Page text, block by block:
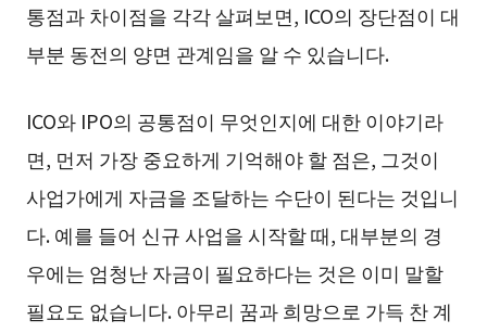
통점과 차이점을 각각 살펴보면, ICO의 장단점이 대
부분 동전의 양면 관계임을 알 수 있습니다.
ICO와 IPO의 공통점이 무엇인지에 대한 이야기라
면, 먼저 가장 중요하게 기억해야 할 점은, 그것이
사업가에게 자금을 조달하는 수단이 된다는 것입니
다. 예를 들어 신규 사업을 시작할 때, 대부분의 경
우에는 엄청난 자금이 필요하다는 것은 이미 말할
필요도 없습니다. 아무리 꿈과 희망으로 가득 찬 계